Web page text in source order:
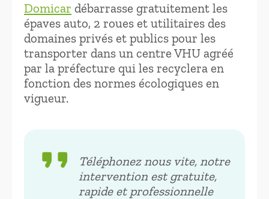
Domicar débarrasse gratuitement les
épaves auto, 2 roues et utilitaires des
domaines privés et publics pour les
transporter dans un centre VHU agréé
par la préfecture qui les recyclera en
fonction des normes écologiques en
vigueur.
format_quote
Téléphonez nous vite, notre
intervention est gratuite,
rapide et professionnelle